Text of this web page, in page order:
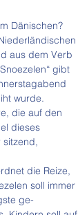
Dänischen?
aus dem Verb
gibt
wurde.
die auf den
dieses
sitzend,
die Reize,
soll immer
ge-